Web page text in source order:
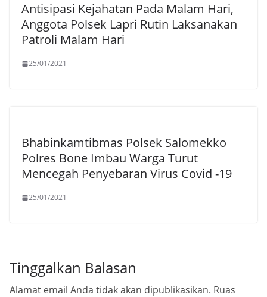
Antisipasi Kejahatan Pada Malam Hari,
Anggota Polsek Lapri Rutin Laksanakan
Patroli Malam Hari
25/01/2021
Bhabinkamtibmas Polsek Salomekko
Polres Bone Imbau Warga Turut
Mencegah Penyebaran Virus Covid -19
25/01/2021
Tinggalkan Balasan
Alamat email Anda tidak akan dipublikasikan. Ruas